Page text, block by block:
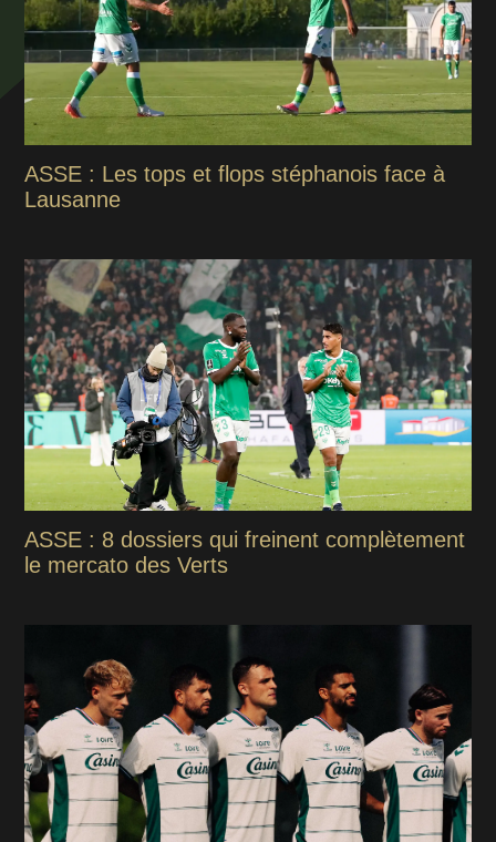
ASSE : Les tops et flops stéphanois face à
Lausanne
ASSE : 8 dossiers qui freinent complètement
le mercato des Verts